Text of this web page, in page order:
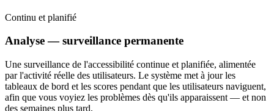
Continu et planifié
Analyse — surveillance permanente
Une surveillance de l'accessibilité continue et planifiée, alimentée
par l'activité réelle des utilisateurs. Le système met à jour les
tableaux de bord et les scores pendant que les utilisateurs naviguent,
afin que vous voyiez les problèmes dès qu'ils apparaissent — et non
des semaines plus tard.